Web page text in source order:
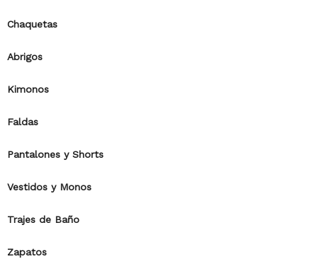
Chaquetas
Abrigos
Kimonos
Faldas
Pantalones y Shorts
Vestidos y Monos
Trajes de Baño
Zapatos